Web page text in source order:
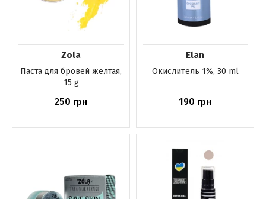
Zola
Паста для бровей желтая,
15 g
250 грн
Elan
Окислитель 1%, 30 ml
190 грн